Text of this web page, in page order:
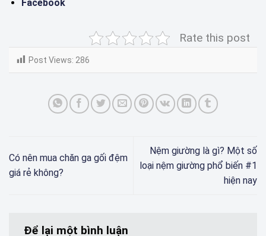
Facebook
Rate this post
Post Views: 286
Có nên mua chăn ga gối đệm
giá rẻ không?
Nệm giường là gì? Một số
loại nệm giường phổ biến #1
hiện nay
Để lại một bình luận